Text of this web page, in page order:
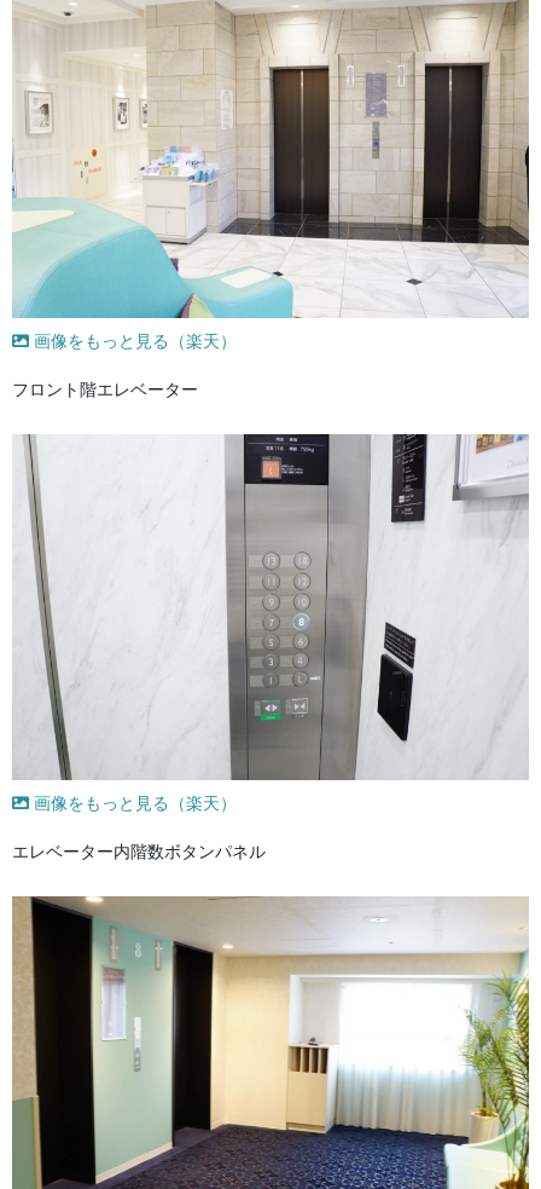
画像をもっと見る（楽天）
フロント階エレベーター
画像をもっと見る（楽天）
エレベーター内階数ボタンパネル